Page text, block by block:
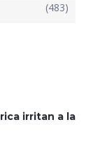
(483)
irritan a la